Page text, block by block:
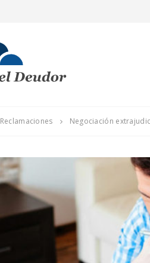
Reclamaciones Negociación